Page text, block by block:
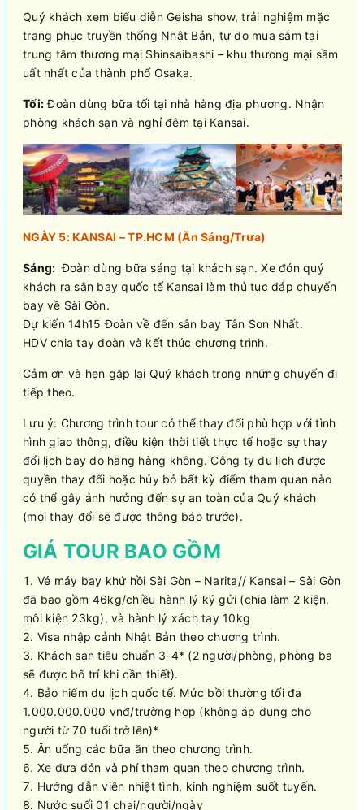
Quý khách xem biểu diễn Geisha show, trải nghiệm mặc
trang phục truyền thống Nhật Bản, tự do mua sắm tại
trung tâm thương mại Shinsaibashi – khu thương mại sầm
uất nhất của thành phố Osaka.
Tối:Đoàn dùng bữa tối tại nhà hàng địa phương. Nhận
phòng khách sạn và nghỉ đêm tại Kansai.
NGÀY 5: KANSAI – TP.HCM (Ăn Sáng/Trưa)
Sáng: Đoàn dùng bữa sáng tại khách sạn. Xe đón quý
khách ra sân bay quốc tế Kansai làm thủ tục đáp chuyến
bay về Sài Gòn.
Dự kiến 14h15 Đoàn về đến sân bay Tân Sơn Nhất.
HDV chia tay đoàn và kết thúc chương trình.
Cảm ơn và hẹn gặp lại Quý khách trong những chuyến đi
tiếp theo.
Lưu ý: Chương trình tour có thể thay đổi phù hợp với tình
hình giao thông, điều kiện thời tiết thực tế hoặc sự thay
đổi lịch bay do hãng hàng không. Công ty du lịch được
quyền thay đổi hoặc hủy bỏ bất kỳ điểm tham quan nào
có thể gây ảnh hưởng đến sự an toàn của Quý khách
(mọi thay đổi sẽ được thông báo trước).
GIÁ TOUR BAO GỒM
Vé máy bay khứ hồi Sài Gòn – Narita// Kansai – Sài Gòn
đã bao gồm 46kg/chiều hành lý ký gửi (chia làm 2 kiện,
mỗi kiện 23kg), và hành lý xách tay 10kg
Visa nhập cảnh Nhật Bản theo chương trình.
Khách sạn tiêu chuẩn 3-4* (2 người/phòng, phòng ba
sẽ được bố trí khi cần thiết).
Bảo hiểm du lịch quốc tế. Mức bồi thường tối đa
1.000.000.000 vnđ/trường hợp (không áp dụng cho
người từ 70 tuổi trở lên)*
Ăn uống các bữa ăn theo chương trình.
Xe đưa đón và phí tham quan theo chương trình.
Hướng dẫn viên nhiệt tình, kinh nghiệm suốt tuyến.
Nước suối 01 chai/người/ngày